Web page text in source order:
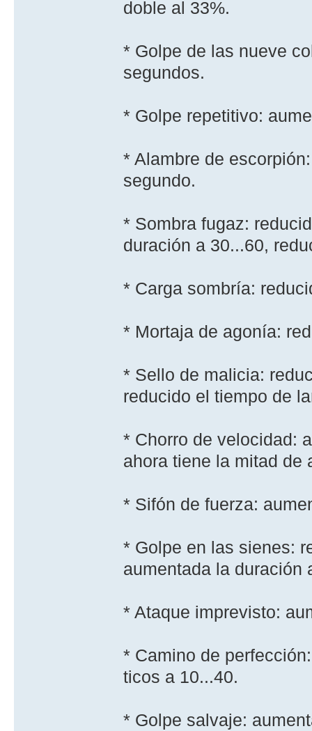
doble al 33%.
* Golpe de las nueve
segundos.
* Golpe repetitivo:
* Alambre de
segundo.
* Sombra fugaz:
duración a 30...60,
* Carga sombrí­a:
* Mortaja de agoní­a:
* Sello de malicia:
reducido el tiempo de
* Chorro de velocidad:
ahora tiene la mitad de
* Sifón de fuerza:
* Golpe en las sienes:
aumentada la duración
* Ataque imprevisto:
* Camino de
ticos a 10...40.
* Golpe salvaje: